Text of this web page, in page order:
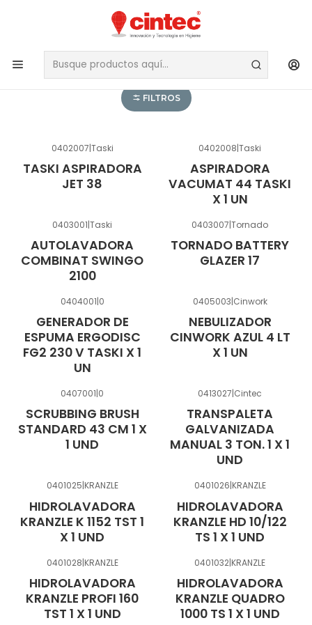
MAQUINAS Y
ACCESORIOS
FILTROS
0402007|Taski
TASKI ASPIRADORA
JET 38
0402008|Taski
ASPIRADORA
VACUMAT 44 TASKI
X 1 UN
0403001|Taski
AUTOLAVADORA
COMBINAT SWINGO
2100
0403007|Tornado
TORNADO BATTERY
GLAZER 17
0404001|0
GENERADOR DE
ESPUMA ERGODISC
FG2 230 V TASKI X 1
UN
0405003|Cinwork
NEBULIZADOR
CINWORK AZUL 4 LT
X 1 UN
0407001|0
SCRUBBING BRUSH
STANDARD 43 CM 1 X
1 UND
0413027|Cintec
TRANSPALETA
GALVANIZADA
MANUAL 3 TON. 1 X 1
UND
0401025|KRANZLE
HIDROLAVADORA
KRANZLE K 1152 TST 1
X 1 UND
0401026|KRANZLE
HIDROLAVADORA
KRANZLE HD 10/122
TS 1 X 1 UND
0401028|KRANZLE
HIDROLAVADORA
KRANZLE PROFI 160
TST 1 X 1 UND
0401032|KRANZLE
HIDROLAVADORA
KRANZLE QUADRO
1000 TS 1 X 1 UND